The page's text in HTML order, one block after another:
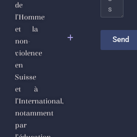
de
l’Homme
et la
non-
violence
en
Suisse
et à
l’International,
notamment
par
nettoyage
sectaire
commeSend